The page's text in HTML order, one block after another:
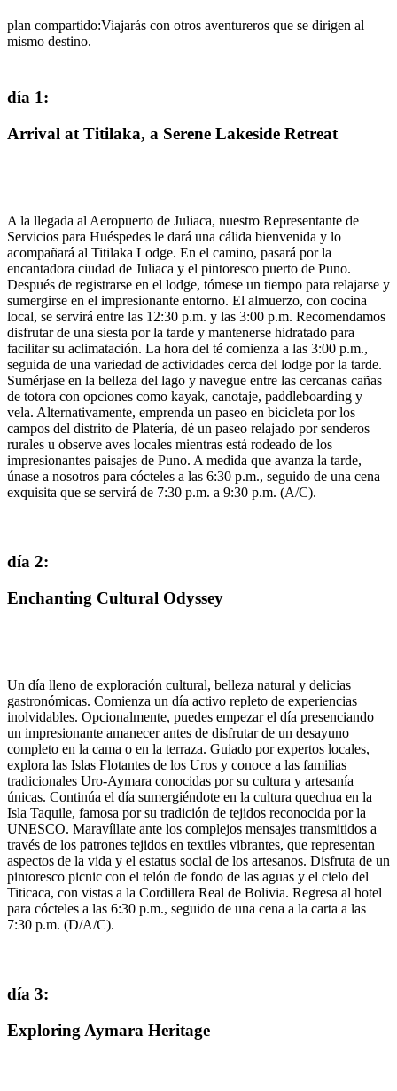
plan compartido:Viajarás con otros aventureros que se dirigen al
mismo destino.
día 1:
Arrival at Titilaka, a Serene Lakeside Retreat
A la llegada al Aeropuerto de Juliaca, nuestro Representante de
Servicios para Huéspedes le dará una cálida bienvenida y lo
acompañará al Titilaka Lodge. En el camino, pasará por la
encantadora ciudad de Juliaca y el pintoresco puerto de Puno.
Después de registrarse en el lodge, tómese un tiempo para relajarse y
sumergirse en el impresionante entorno. El almuerzo, con cocina
local, se servirá entre las 12:30 p.m. y las 3:00 p.m. Recomendamos
disfrutar de una siesta por la tarde y mantenerse hidratado para
facilitar su aclimatación. La hora del té comienza a las 3:00 p.m.,
seguida de una variedad de actividades cerca del lodge por la tarde.
Sumérjase en la belleza del lago y navegue entre las cercanas cañas
de totora con opciones como kayak, canotaje, paddleboarding y
vela. Alternativamente, emprenda un paseo en bicicleta por los
campos del distrito de Platería, dé un paseo relajado por senderos
rurales u observe aves locales mientras está rodeado de los
impresionantes paisajes de Puno. A medida que avanza la tarde,
únase a nosotros para cócteles a las 6:30 p.m., seguido de una cena
exquisita que se servirá de 7:30 p.m. a 9:30 p.m. (A/C).
día 2:
Enchanting Cultural Odyssey
Un día lleno de exploración cultural, belleza natural y delicias
gastronómicas. Comienza un día activo repleto de experiencias
inolvidables. Opcionalmente, puedes empezar el día presenciando
un impresionante amanecer antes de disfrutar de un desayuno
completo en la cama o en la terraza. Guiado por expertos locales,
explora las Islas Flotantes de los Uros y conoce a las familias
tradicionales Uro-Aymara conocidas por su cultura y artesanía
únicas. Continúa el día sumergiéndote en la cultura quechua en la
Isla Taquile, famosa por su tradición de tejidos reconocida por la
UNESCO. Maravíllate ante los complejos mensajes transmitidos a
través de los patrones tejidos en textiles vibrantes, que representan
aspectos de la vida y el estatus social de los artesanos. Disfruta de un
pintoresco picnic con el telón de fondo de las aguas y el cielo del
Titicaca, con vistas a la Cordillera Real de Bolivia. Regresa al hotel
para cócteles a las 6:30 p.m., seguido de una cena a la carta a las
7:30 p.m. (D/A/C).
día 3:
Exploring Aymara Heritage